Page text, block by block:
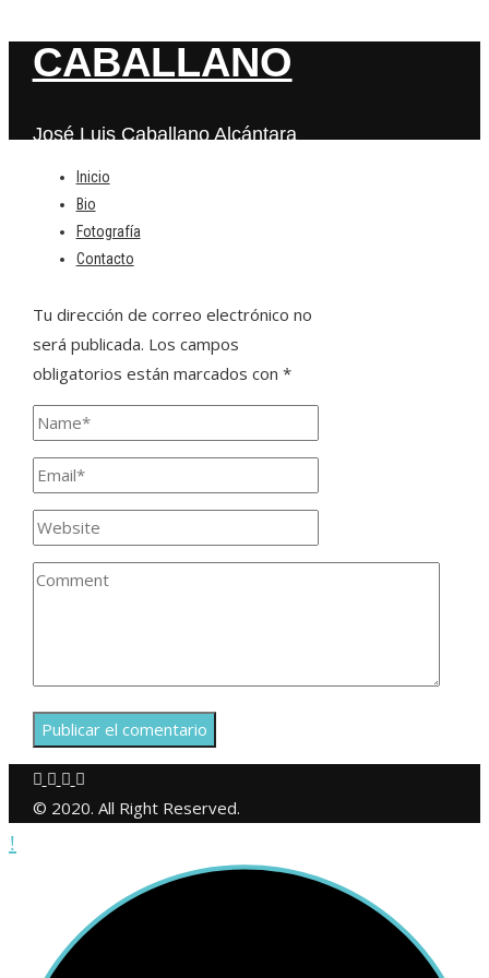
CABALLANO
José Luis Caballano Alcántara
Inicio
Bio
Fotografía
Contacto
Deja una respuesta
Tu dirección de correo electrónico no
será publicada. Los campos
obligatorios están marcados con *
© 2020. All Right Reserved.